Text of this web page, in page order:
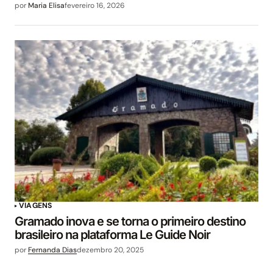
por Maria Elisafevereiro 16, 2026
VIAGENS
Gramado inova e se torna o primeiro destino
brasileiro na plataforma Le Guide Noir
por Fernanda Diasdezembro 20, 2025